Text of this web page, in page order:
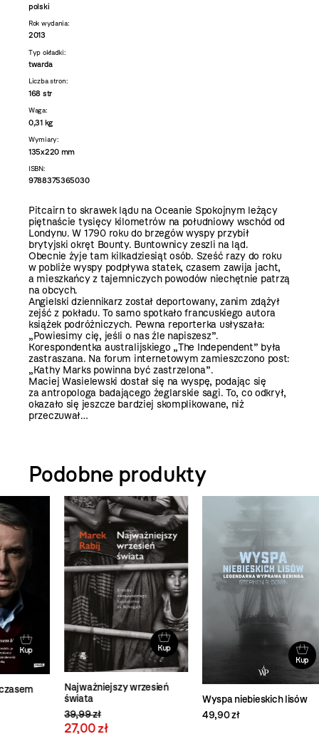
polski
Rok wydania:
2013
Typ okładki:
twarda
Liczba stron:
168 str
Waga:
0,31 kg
Wymiary:
135x220 mm
ISBN:
9788375365030
Pitcairn to skrawek lądu na Oceanie Spokojnym leżący
piętnaście tysięcy kilometrów na południowy wschód od
Londynu. W 1790 roku do brzegów wyspy przybił
brytyjski okręt Bounty. Buntownicy zeszli na ląd.
Obecnie żyje tam kilkadziesiąt osób. Sześć razy do roku
w pobliże wyspy podpływa statek, czasem zawija jacht,
a mieszkańcy z tajemniczych powodów niechętnie patrzą
na obcych.
Angielski dziennikarz został deportowany, zanim zdążył
zejść z pokładu. To samo spotkało francuskiego autora
książek podróżniczych. Pewna reporterka usłyszała:
„Powiesimy cię, jeśli o nas źle napiszesz”.
Korespondentka australijskiego „The Independent” była
zastraszana. Na forum internetowym zamieszczono post:
„Kathy Marks powinna być zastrzelona”.
Maciej Wasielewski dostał się na wyspę, podając się
za antropologa badającego żeglarskie sagi. To, co odkrył,
okazało się jeszcze bardziej skomplikowane, niż
przeczuwał…
Podobne produkty
Kup
Najważniejszy wrzesień
39,99 zł
27,00 zł
Wyspa niebieskich lisów
49,90 zł